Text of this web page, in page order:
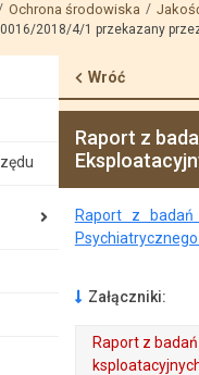
Ochrona środowiska
2018/4/1 przekazany
Wróć
Raport z
Raport z
Załączniki:
Raport z